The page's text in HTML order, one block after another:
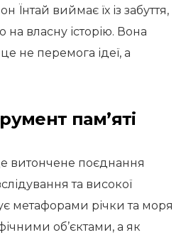
виймає їх із забуття,
власну історію. Вона
не перемога ідеї, а
пам’яті
витончене поєднання
та високої
метафорами річки та моря
об’єктами, а як